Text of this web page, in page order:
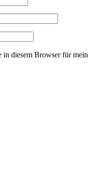
diesem Browser für